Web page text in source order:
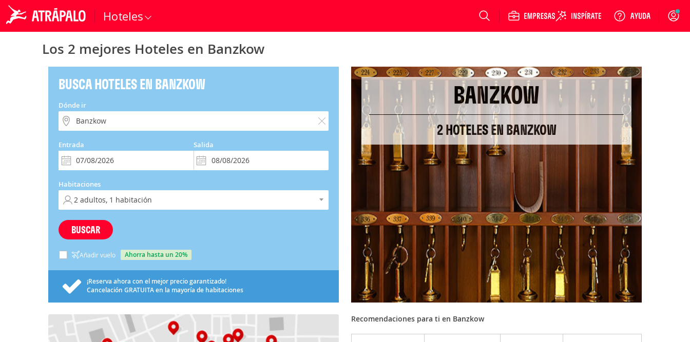
Hoteles Login
Los 2 mejores Hoteles en Banzkow
BUSCA HOTELES EN BANZKOW
Dónde ir
Entrada Salida
Habitaciones
BUSCAR
Añadir vuelo ahorra hasta un 20%
¡Reserva ahora con el mejor precio garantizado!
Cancelación GRATUITAen la mayoría de habitaciones
BANZKOW
2 HOTELES EN BANZKOW
Recomendaciones para ti en Banzkow